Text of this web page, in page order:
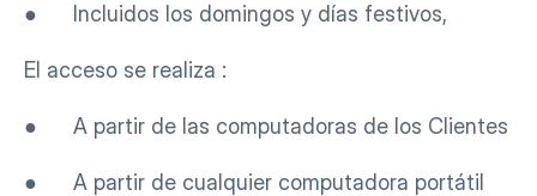
●      Incluidos los domingos y días festivos,
El acceso se realiza :
●      A partir de las computadoras de los Clientes
●      A partir de cualquier computadora portátil